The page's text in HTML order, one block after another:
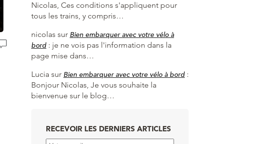
Nicolas, Ces conditions s'appliquent pour
tous les trains, y compris…
nicolas sur Bien embarquer avec votre vélo à
bord : je ne vois pas l'information dans la
page mise dans…
Lucia sur Bien embarquer avec votre vélo à bord :
Bonjour Nicolas, Je vous souhaite la
bienvenue sur le blog…
RECEVOIR LES DERNIERS ARTICLES